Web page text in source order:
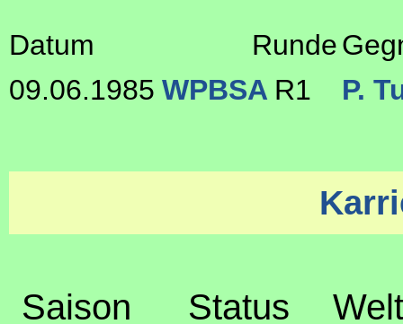
Datum Runde
09.06.1985 WPBSA R1 P.
Saison Status